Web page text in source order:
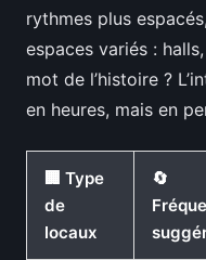
rythmes plus
espaces variés :
mot de l’histoire ?
en heures, mais en
🏢 Type
de
locaux
🔄